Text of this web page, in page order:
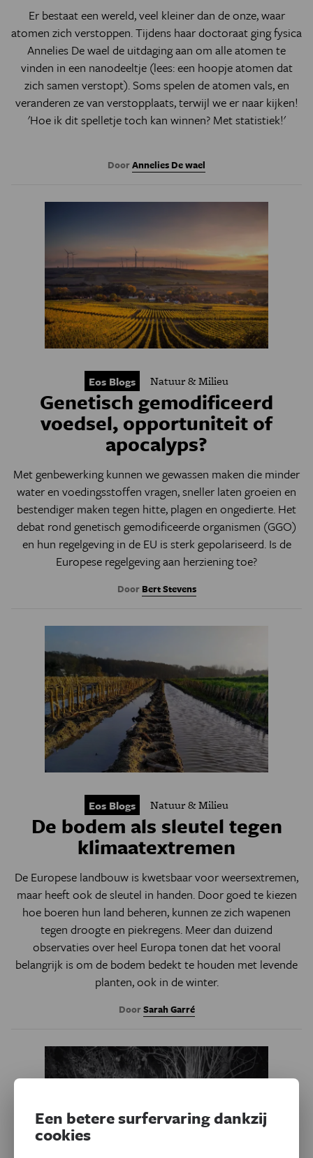
Er bestaat een wereld, veel kleiner dan de onze, waar
atomen zich verstoppen. Tijdens haar doctoraat gingfysica
Annelies De wael de uitdaging aan om alle atomen te
vinden in een nanodeeltje (lees: een hoopje atomen dat
zich samen verstopt). Soms spelen de atomen vals, en
veranderen ze van verstopplaats, terwijl we er naar kijken!
'Hoe ik dit spelletje toch kan winnen? Met statistiek!'
DoorAnnelies De wael
Eos Blogs Natuur & Milieu
Genetisch gemodificeerd
voedsel, opportuniteit of
apocalyps?
Met genbewerking kunnen we gewassen maken die minder
water en voedingsstoffen vragen, sneller laten groeien en
bestendiger maken tegen hitte, plagen en ongedierte. Het
debat rond genetisch gemodificeerde organismen (GGO)
en hun regelgeving in de EU is sterk gepolariseerd. Is de
Europese regelgeving aan herziening toe?
Door Bert Stevens
Eos Blogs Natuur & Milieu
De bodem als sleutel tegen
klimaatextremen
De Europese landbouw is kwetsbaar voor weersextremen,
maar heeft ook de sleutel in handen. Door goed te kiezen
hoe boeren hun land beheren, kunnen ze zich wapenen
tegen droogte en piekregens. Meer dan duizend
observaties over heel Europa tonen dat het vooral
belangrijk is om de bodem bedekt te houden met levende
planten, ook in de winter.
DoorSarah Garré
Een betere surfervaring dankzij
cookies